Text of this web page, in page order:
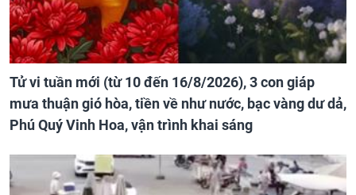
Tử vi tuần mới (từ 10 đến 16/8/2026), 3 con giáp
mưa thuận gió hòa, tiền về như nước, bạc vàng dư dả,
Phú Quý Vinh Hoa, vận trình khai sáng